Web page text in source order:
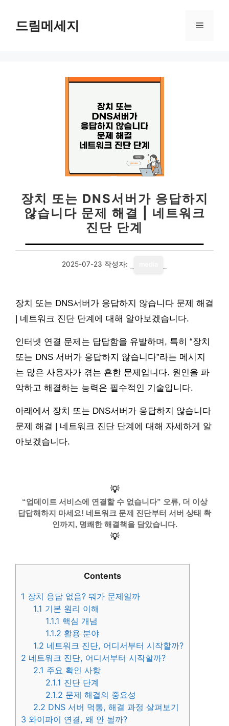
드림메세지 메
장치 또는 DNS서버가 응답하지
않습니다 문제 해결 | 네트워크
진단 단계
2025-07-23 작성자:
장치 또는 DNS서버가 응답하지 않습니다 문제 해결
| 네트워크 진단 단계에 대해 알아보겠습니다.
인터넷 연결 문제는 답답함을 유발하며, 특히 “장치
또는 DNS 서버가 응답하지 않습니다”라는 메시지
는 많은 사용자가 겪는 흔한 문제입니다. 원인을 파
악하고 해결하는 능력은 필수적인 기술입니다.
아래에서 장치 또는 DNS서버가 응답하지 않습니다
문제 해결 | 네트워크 진단 단계에 대해 자세하게 알
아보겠습니다.
💡
“업데이트 서비스에 연결할 수 없습니다” 오류, 더 이상
답답해하지 마세요! 네트워크 문제 진단부터 서버 상태 확
인까지, 명쾌한 해결책을 담았습니다.
💡
Contents
1 장치 응답 없음? 뭐가 문제일까
1.1 기본 원리 이해
1.1.1 핵심 개념
1.1.2 활용 분야
1.2 네트워크 진단, 어디서부터 시작할까?
2 네트워크 진단, 어디서부터 시작할까?
2.1 주요 확인 사항
2.1.1 진단 단계
2.1.2 문제 해결의 중요성
2.2 DNS 서버 먹통, 해결 과정 살펴보기
3 와이파이 연결, 왜 안 될까?